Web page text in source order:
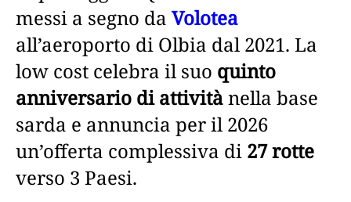
messi a segno da Volotea
all’aeroporto di Olbia dal 2021. La
low cost celebra il suo quinto
anniversario di attivitànella base
sarda e annuncia per il 2026
un’offerta complessiva di 27 rotte
verso 3 Paesi.